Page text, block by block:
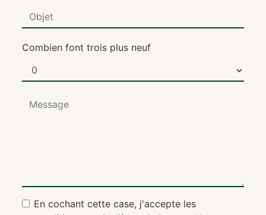
Combien font trois plus neuf
En cochant cette case, j'accepte les